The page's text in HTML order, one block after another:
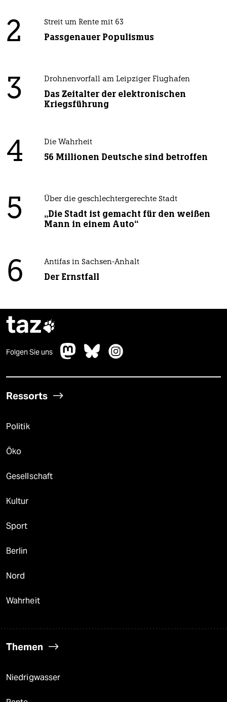
2 Streit um Rente mit 63
Passgenauer Populismus
3 Drohnenvorfall am Leipziger Flughafen
Das Zeitalter der elektronischen
Kriegsführung
4 Die Wahrheit
56 Millionen Deutsche sind betroffen
5 Über die geschlechtergerechte Stadt
„Die Stadt ist gemacht für den weißen
Mann in einem Auto“
6 Antifas in Sachsen-Anhalt
Der Ernstfall
taz
Folgen Sie uns
Ressorts
Politik
Öko
Gesellschaft
Kultur
Sport
Berlin
Nord
Wahrheit
Themen
Niedrigwasser